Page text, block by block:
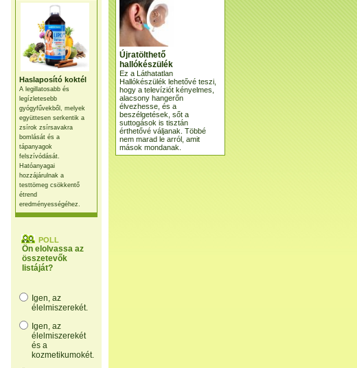
Haslaposító koktél
A legillatosabb és
legízletesebb
gyógyfűvekből, melyek
együttesen serkentik a
zsírok zsírsavakra
bomlását és a
tápanyagok
felszívódását.
Hatóanyagai
hozzájárulnak a
testtömeg csökkentő
étrend
eredményességéhez.
POLL
Ön elolvassa az
összetevők
listáját?
Igen, az
élelmiszerekét.
Igen, az
élelmiszerekét
és a
kozmetikumokét.
Újratölthető
hallókészülék
Ez a Láthatatlan
Hallókészülék lehetővé teszi,
hogy a televíziót kényelmes,
alacsony hangerőn
élvezhesse, és a
beszélgetések, sőt a
suttogások is tisztán
érthetővé váljanak. Többé
nem marad le arról, amit
mások mondanak.